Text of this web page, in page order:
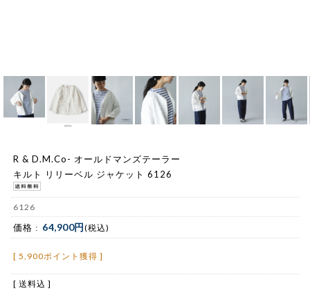
R & D.M.Co- オールドマンズテーラー
キルト リリーベル ジャケット 6126
6126
価格 : 64,900円(税込)
[ 5,900ポイント獲得 ]
[ 送料込 ]